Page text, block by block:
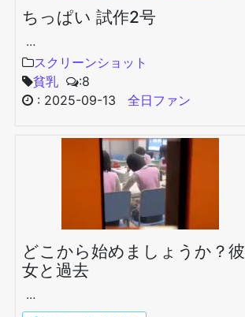
ちっぱい 試作2号
…
スクリーンショット
貧乳
:8
: 2025-09-13 全日ファン
どこから始めましょうか？彼
女と過去
…